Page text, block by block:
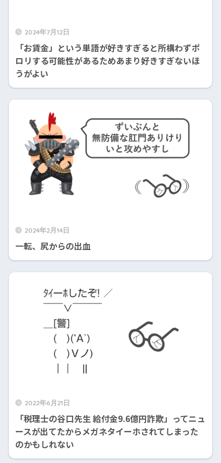
2024年7月12日
「お賃金」という単語が好きすぎると所構わずポ
ロリする可能性があるためあまり好きすぎないほ
うがよい
2024年2月14日
一転、尻からの出血
2022年6月21日
「税理士の谷口先生 給付金9.6億円詐欺」ってニュ
ースが出てたからメガネタイーホされてしまった
のかもしれない